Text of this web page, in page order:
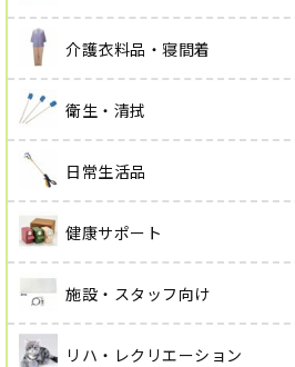
介護衣料品・寝間着
衛生・清拭
日常生活品
健康サポート
施設・スタッフ向け
リハ・レクリエーション